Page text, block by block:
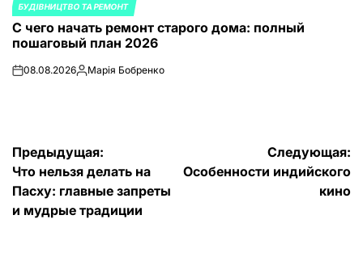
ОПУБЛИКОВАНО
В
БУДІВНИЦТВО ТА РЕМОНТ
С чего начать ремонт старого дома: полный
пошаговый план 2026
on08.08.2026Запись
Марія Бобренко
Навигация
по
записям
Предыдущая:
Что нельзя делать на
Пасху: главные запреты
и мудрые традиции
Следующая:
Особенности индийского
кино